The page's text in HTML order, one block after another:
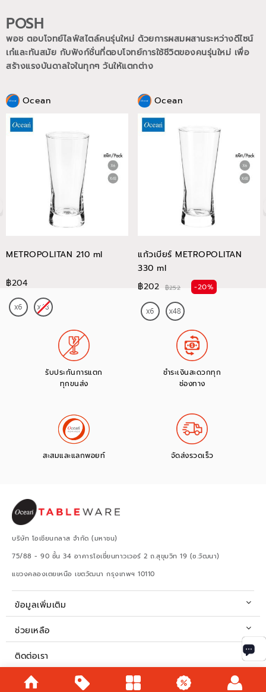
POSH
พอช ตอบโจทย์ไลฟ์สไตล์คนรุ่นใหม่ ด้วยการผสมผสานระหว่างดีไซน์
เก๋และทันสมัย กับฟังก์ชั่นที่ตอบโจทย์การใช้ชีวิตของคนรุ่นใหม่ เพื่อ
สร้างแรงบันดาลใจในทุกๆ วันให้แตกต่าง
Ocean
METROPOLITAN 210 ml
฿204
Ocean
แก้วเบียร์ METROPOLITAN
330 ml
฿202
฿252 -20%
รับประกันการแตก
ทุกขนส่ง
ชำระเงินสะดวกทุก
ช่องทาง
สะสมและแลกพอยท์ จัดส่งรวดเร็ว
บริษัท โอเชียนกลาส จำกัด (มหาชน)
75/88 - 90 ชั้น 34 อาคารโอเชี่ยนทาวเวอร์ 2 ถ.สุขุมวิท 19 (ซ.วัฒนา)
แขวงคลองเตยเหนือ เขตวัฒนา กรุงเทพฯ 10110
ข้อมูลเพิ่มเติม
ช่วยเหลือ
ติดต่อเรา
เวลาทำการ